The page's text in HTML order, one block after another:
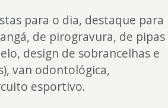
para o dia, destaque para
de pirogravura, de pipas
design de sobrancelhas e
van odontológica,
esportivo.